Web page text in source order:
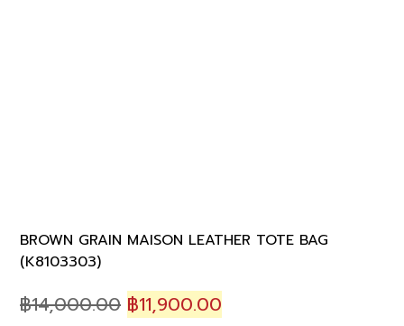
BROWN GRAIN MAISON LEATHER TOTE BAG
(K8103303)
฿14,000.00 Original
฿11,900.00